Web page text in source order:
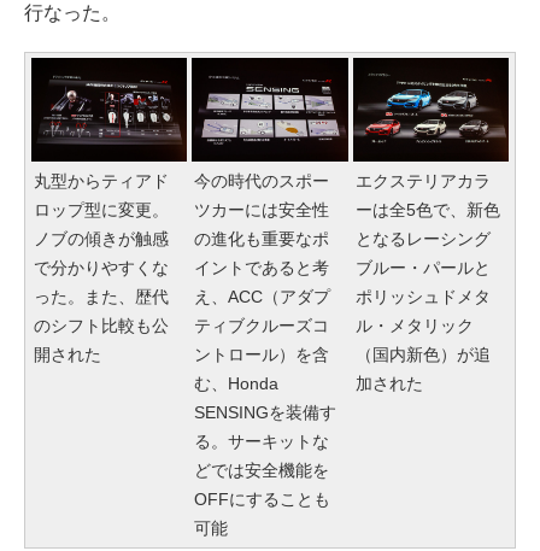
行なった。
丸型からティアド
ロップ型に変更。
ノブの傾きが触感
で分かりやすくな
った。また、歴代
のシフト比較も公
開された
今の時代のスポー
ツカーには安全性
の進化も重要なポ
イントであると考
え、ACC（アダプ
ティブクルーズコ
ントロール）を含
む、Honda
SENSINGを装備す
る。サーキットな
どでは安全機能を
OFFにすることも
可能
エクステリアカラ
ーは全5色で、新色
となるレーシング
ブルー・パールと
ポリッシュドメタ
ル・メタリック
（国内新色）が追
加された